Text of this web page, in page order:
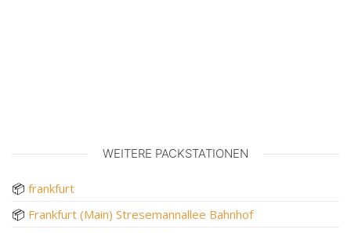
WEITERE PACKSTATIONEN
📦 frankfurt
📦 Frankfurt (Main) Stresemannallee Bahnhof